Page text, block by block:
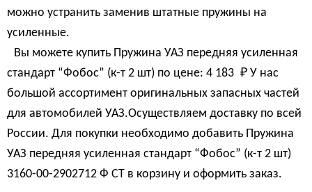
можно устранить заменив штатные пружины на
усиленные.
Вы можете купить Пружина УАЗ передняя усиленная
стандарт “Фобос” (к-т 2 шт) по цене: 4 183 ₽ У нас
большой ассортимент оригинальных запасных частей
для автомобилей УАЗ.Осуществляем доставку по всей
России. Для покупки необходимо добавить Пружина
УАЗ передняя усиленная стандарт “Фобос” (к-т 2 шт)
3160-00-2902712 Ф СТ в корзину и оформить заказ.